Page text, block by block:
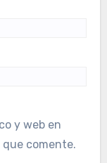
y web en
que comente.